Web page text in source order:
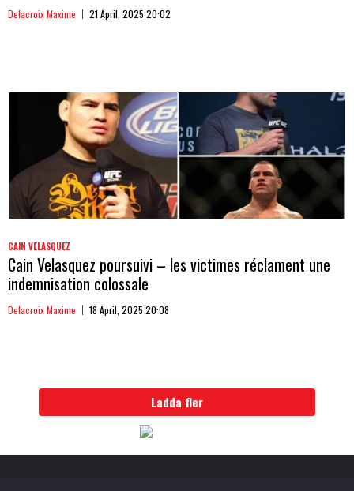
Delacroix Maxime 21 April, 2025 20:02
CAIN VELASQUEZ
Cain Velasquez poursuivi – les victimes réclament une
indemnisation colossale
Delacroix Maxime 18 April, 2025 20:08
Ladda fler